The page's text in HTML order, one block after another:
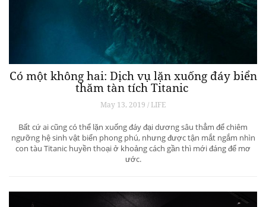
Có một không hai: Dịch vụ lặn xuống đáy biển
thăm tàn tích Titanic
May 13, 2019 / LIFE
Bất cứ ai cũng có thể lặn xuống đáy đại dương sâu thẳm để chiêm
ngưỡng hệ sinh vật biển phong phú, nhưng được tận mắt ngắm nhìn
con tàu Titanic huyền thoại ở khoảng cách gần thì mới đáng để mơ
ước.